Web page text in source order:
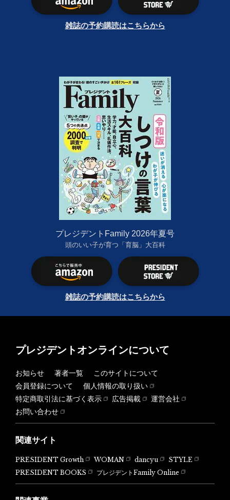
雑誌の予約購読はこちらから
プレジデントFamily 2026年夏号
頭のいい子が育つ「育脳」大百科
雑誌の予約購読はこちらから
プレジデントオンラインについて
お知らせ 著者一覧
このサイトについて
会員登録について
個人情報の取り扱い
特定商取引法に基づく表示
広告掲載
運営会社
お問い合わせ
関連サイト
PRESIDENT Growth WOMAN dancyu
STYLE
PRESIDENT BOOKS
プレジデントFamily Online